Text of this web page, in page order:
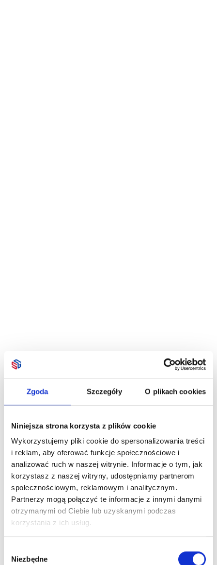
Zgoda Szczegóły O plikach cookies
Niniejsza strona korzysta z plików cookie
Wykorzystujemy pliki cookie do spersonalizowania treści
i reklam, aby oferować funkcje społecznościowe i
analizować ruch w naszej witrynie. Informacje o tym, jak
korzystasz z naszej witryny, udostępniamy partnerom
społecznościowym, reklamowym i analitycznym.
Partnerzy mogą połączyć te informacje z innymi danymi
otrzymanymi od Ciebie lub uzyskanymi podczas
korzystania z ich usług.
zgody
Niezbędne